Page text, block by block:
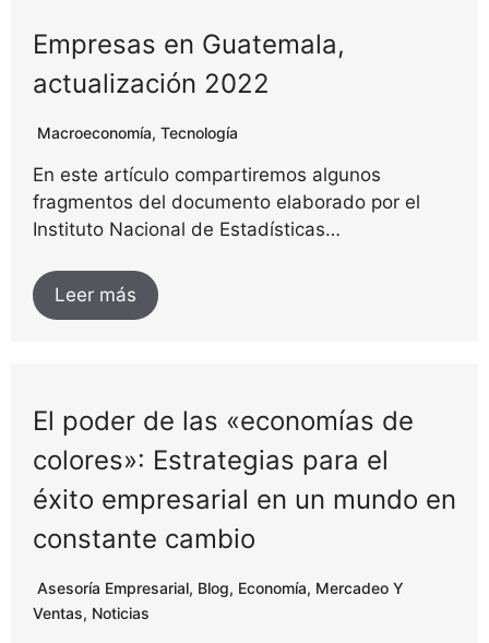
Empresas en Guatemala,
actualización 2022
Macroeconomía, Tecnología
En este artículo compartiremos algunos
fragmentos del documento elaborado por el
Instituto Nacional de Estadísticas…
Leer más
El poder de las «economías de
colores»: Estrategias para el
éxito empresarial en un mundo en
constante cambio
Asesoría Empresarial, Blog, Economía, Mercadeo Y
Ventas, Noticias